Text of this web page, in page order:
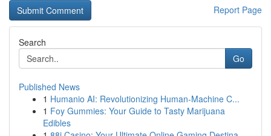
Report Page
Search
Go
Published News
1 Humanio AI: Revolutionizing Human-Machine C...
1 Foy Gummies: Your Guide to Tasty Marijuana
Edibles